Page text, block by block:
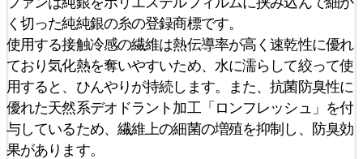
く切った純純銀の糸の登録商標です。
使用する接触冷感の繊維は熱伝導率が高く速乾性に優れ
ており気化熱を奪いやすいため、水に濡らして絞って使
用すると、ひんやりが持続します。また、抗菌防臭性に
優れた天然系デオドラント加工「ロンフレッシュ」を付
与しているため、繊維上の細菌の増殖を抑制し、防臭効
果があります。